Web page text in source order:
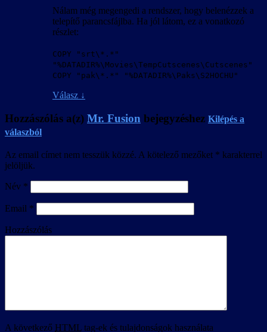
Nálam még megengedi a rendszer, hogy belenézzek a
telepítő parancsfájlba. Ha jól látom, ez a vonatkozó
részlet:
COPY "srt\*.*"
"%DATADIR%\Movies\TempCutscenes\Cutscenes"
COPY "pak\*.*" "%DATADIR%\Paks\S2HOCHU"
Válasz ↓
Hozzászólás a(z) Mr. Fusion bejegyzéshez Kilépés a
válaszból
Az email címet nem tesszük közzé. A kötelező mezőket * karakterrel
jelöljük.
Név *
Email *
Hozzászólás
A következő HTML tag-ek és tulajdonságok használata